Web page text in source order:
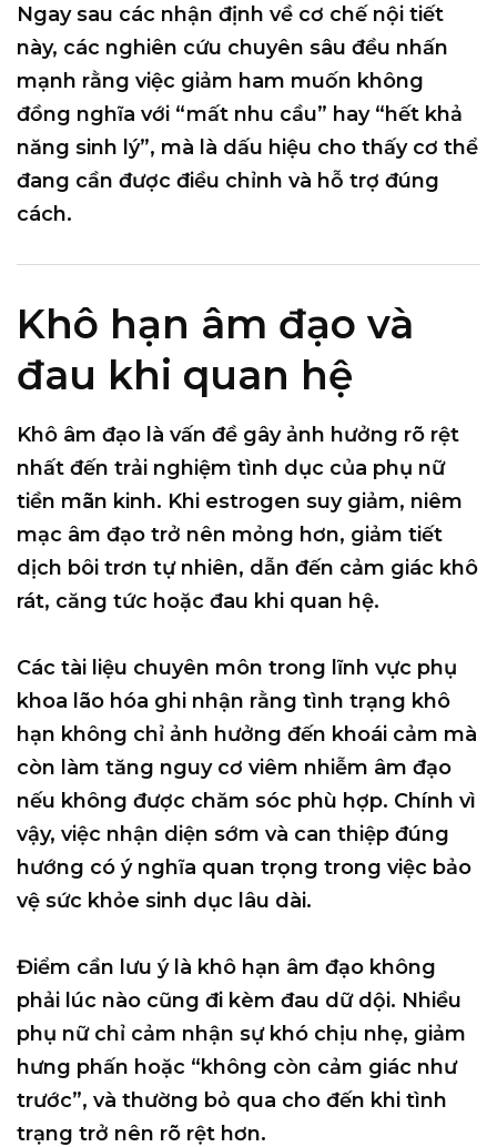
Ngay sau các nhận định về cơ chế nội tiết
này, các nghiên cứu chuyên sâu đều nhấn
mạnh rằng việc giảm ham muốn không
đồng nghĩa với “mất nhu cầu” hay “hết khả
năng sinh lý”, mà là dấu hiệu cho thấy cơ thể
đang cần được điều chỉnh và hỗ trợ đúng
cách.
Khô hạn âm đạo và
đau khi quan hệ
Khô âm đạo là vấn đề gây ảnh hưởng rõ rệt
nhất đến trải nghiệm tình dục của phụ nữ
tiền mãn kinh. Khi estrogen suy giảm, niêm
mạc âm đạo trở nên mỏng hơn, giảm tiết
dịch bôi trơn tự nhiên, dẫn đến cảm giác khô
rát, căng tức hoặc đau khi quan hệ.
Các tài liệu chuyên môn trong lĩnh vực phụ
khoa lão hóa ghi nhận rằng tình trạng khô
hạn không chỉ ảnh hưởng đến khoái cảm mà
còn làm tăng nguy cơ viêm nhiễm âm đạo
nếu không được chăm sóc phù hợp. Chính vì
vậy, việc nhận diện sớm và can thiệp đúng
hướng có ý nghĩa quan trọng trong việc bảo
vệ sức khỏe sinh dục lâu dài.
Điểm cần lưu ý là khô hạn âm đạo không
phải lúc nào cũng đi kèm đau dữ dội. Nhiều
phụ nữ chỉ cảm nhận sự khó chịu nhẹ, giảm
hưng phấn hoặc “không còn cảm giác như
trước”, và thường bỏ qua cho đến khi tình
trạng trở nên rõ rệt hơn.